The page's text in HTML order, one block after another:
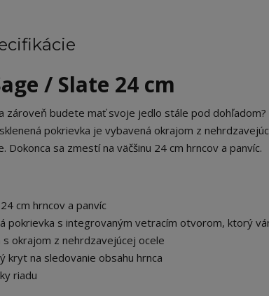
/ Slate 24 cm
zároveň budete mať svoje jedlo stále pod
pokrievka je vybavená okrajom z
Dokonca sa zmestí na väčšinu 24 cm hrncov a panvíc.
cm hrncov a panvíc
pokrievka s integrovaným vetracím otvorom, ktorý
s okrajom z nehrdzavejúcej ocele
kryt na sledovanie obsahu hrnca
riadu